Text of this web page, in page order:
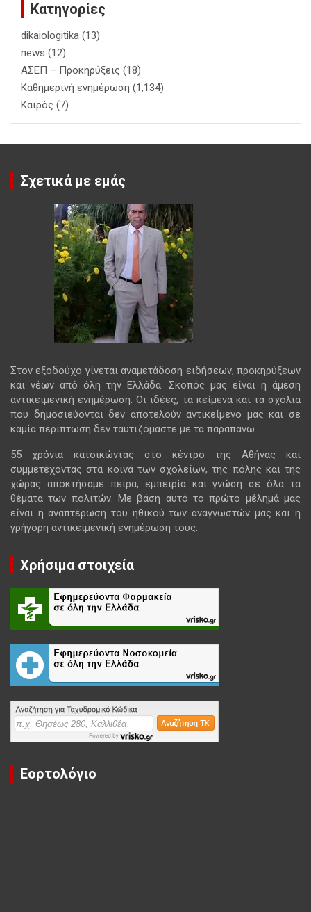
Κατηγορίες
dikaiologitika (13)
news (12)
ΑΣΕΠ – Προκηρύξεις (18)
Καθημερινή ενημέρωση (1,134)
Καιρός (7)
Σχετικά με εμάς
Στον εξοδούχο γίνεται αναμετάδοση ειδήσεων, προκηρύξεων
και νέων από όλη την Ελλάδα. Σκοπός μας είναι η άμεση
αντικειμενική ενημέρωση. Οι ιδέες, τα κείμενα και τα σχόλια
που δημοσιεύονται δεν αποτελούν αντικείμενο μας και σε
καμία περίπτωση δεν ταυτιζόμαστε με τα παραπάνω.
55 χρόνια κατοικώντας στο κέντρο της Αθήνας και
συμμετέχοντας στα κοινά των σχολείων, της πόλης και της
χώρας αποκτήσαμε πείρα, εμπειρία και γνώση σε όλα τα
θέματα των πολιτών. Με βάση αυτό το πρώτο μέλημά μας
είναι η αναπτέρωση του ηθικού των αναγνωστών μας και η
γρήγορη αντικειμενική ενημέρωση τους.
Χρήσιμα στοιχεία
Εορτολόγιο